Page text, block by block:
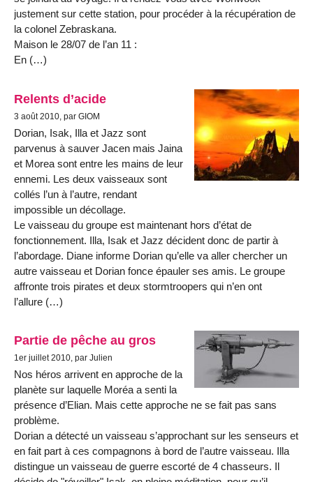
justement sur cette station, pour procéder à la récupération de
la colonel Zebraskana.
Maison le 28/07 de l’an 11 :
En (…)
Relents d’acide
3 août 2010, par GIOM
Dorian, Isak, Illa et Jazz sont
parvenus à sauver Jacen mais Jaina
et Morea sont entre les mains de leur
ennemi. Les deux vaisseaux sont
collés l’un à l’autre, rendant
impossible un décollage.
Le vaisseau du groupe est maintenant hors d’état de
fonctionnement. Illa, Isak et Jazz décident donc de partir à
l’abordage. Diane informe Dorian qu’elle va aller chercher un
autre vaisseau et Dorian fonce épauler ses amis. Le groupe
affronte trois pirates et deux stormtroopers qui n’en ont
l’allure (…)
Partie de pêche au gros
1er juillet 2010, par Julien
Nos héros arrivent en approche de la
planète sur laquelle Moréa a senti la
présence d’Elian. Mais cette approche ne se fait pas sans
problème.
Dorian a détecté un vaisseau s’approchant sur les senseurs et
en fait part à ces compagnons à bord de l’autre vaisseau. Illa
distingue un vaisseau de guerre escorté de 4 chasseurs. Il